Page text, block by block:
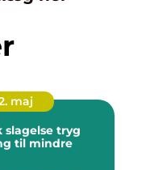
maj
tryg
til mindre